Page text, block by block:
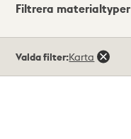
Visningsläge
Filtrera materialtyper
träffar
Valda filter:Karta